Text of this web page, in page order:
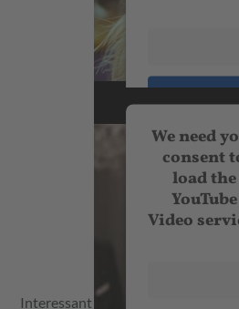
We need
consent
load the
YouTube
Video
Interessant ist auch, dass die